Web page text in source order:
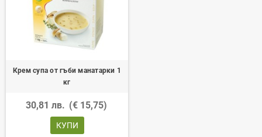
Крем супа от гъби манатарки 1
кг
30,81 лв. (€ 15,75)
КУПИ